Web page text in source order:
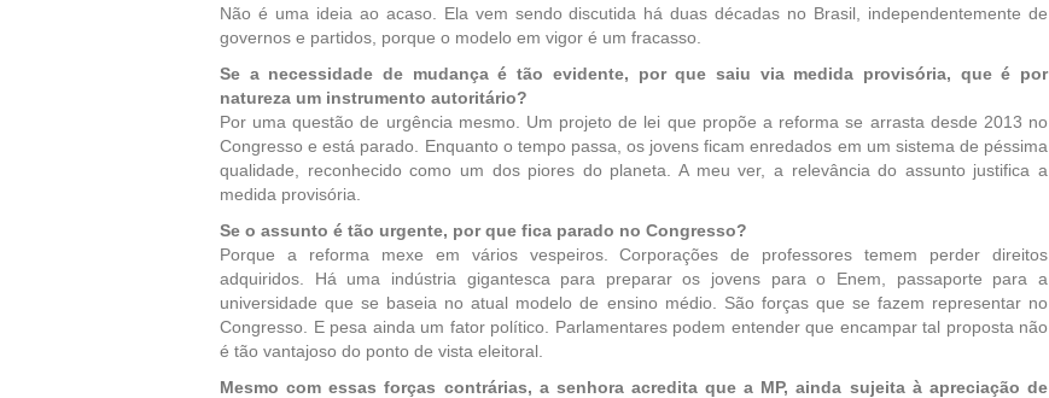
Não é uma ideia ao acaso. Ela vem sendo discutida há duas décadas no Brasil, independentemente de
governos e partidos, porque o modelo em vigor é um fracasso.
Se a necessidade de mudança é tão evidente, por que saiu via medida provisória, que é por
natureza um instrumento autoritário?
Por uma questão de urgência mesmo. Um projeto de lei que propõe a reforma se arrasta desde 2013 no
Congresso e está parado. Enquanto o tempo passa, os jovens ficam enredados em um sistema de péssima
qualidade, reconhecido como um dos piores do planeta. A meu ver, a relevância do assunto justifica a
medida provisória.
Se o assunto é tão urgente, por que fica parado no Congresso?
Porque a reforma mexe em vários vespeiros. Corporações de professores temem perder direitos
adquiridos. Há uma indústria gigantesca para preparar os jovens para o Enem, passaporte para a
universidade que se baseia no atual modelo de ensino médio. São forças que se fazem representar no
Congresso. E pesa ainda um fator político. Parlamentares podem entender que encampar tal proposta não
é tão vantajoso do ponto de vista eleitoral.
Mesmo com essas forças contrárias, a senhora acredita que a MP, ainda sujeita à apreciação de